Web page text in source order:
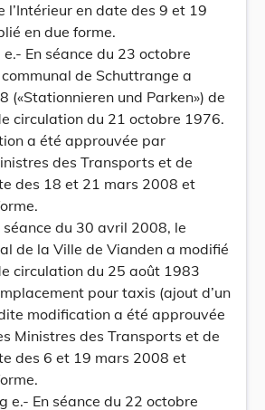
l’Intérieur en date des 9 et 19
en due forme.
e.- En séance du 23 octobre
de Schuttrange a
(«Stationnieren und Parken») de
circulation du 21 octobre 1976.
a été approuvée par
des Transports et de
des 18 et 21 mars 2008 et
séance du 30 avril 2008, le
de la Ville de Vianden a modifié
circulation du 25 août 1983
pour taxis (ajout d’un
modification a été approuvée
Ministres des Transports et de
des 6 et 19 mars 2008 et
e.- En séance du 22 octobre